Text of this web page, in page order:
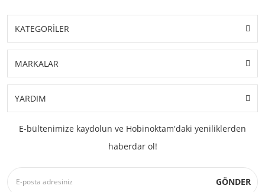
KATEGORİLER
MARKALAR
YARDIM
E-bültenimize kaydolun ve Hobinoktam'daki yeniliklerden
haberdar ol!
GÖNDER